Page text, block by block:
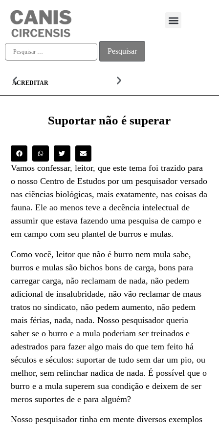
ACREDITAR
Suportar não é superar
Vamos confessar, leitor, que este tema foi trazido para
o nosso Centro de Estudos por um pesquisador versado
nas ciências biológicas, mais exatamente, nas coisas da
fauna. Ele ao menos teve a decência intelectual de
assumir que estava fazendo uma pesquisa de campo e
em campo com seu plantel de burros e mulas.
Como você, leitor que não é burro nem mula sabe,
burros e mulas são bichos bons de carga, bons para
carregar carga, não reclamam de nada, não pedem
adicional de insalubridade, não vão reclamar de maus
tratos no sindicato, não pedem aumento, não pedem
mais férias, nada, nada. Nosso pesquisador queria
saber se o burro e a mula poderiam ser treinados e
adestrados para fazer algo mais do que tem feito há
séculos e séculos: suportar de tudo sem dar um pio, ou
melhor, sem relinchar nadica de nada. É possível que o
burro e a mula superem sua condição e deixem de ser
meros suportes de e para alguém?
Nosso pesquisador tinha em mente diversos exemplos